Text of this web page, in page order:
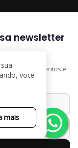
newsletter
tratamentos e
voce
mais